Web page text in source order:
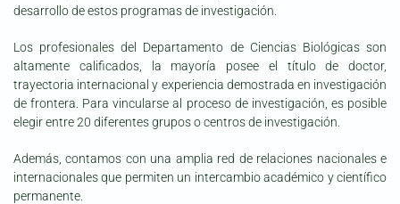
desarrollo de estos programas de investigación.
Los profesionales del Departamento de Ciencias Biológicas son
altamente calificados, la mayoría posee el título de doctor,
trayectoria internacional y experiencia demostrada en investigación
de frontera. Para vincularse al proceso de investigación, es posible
elegir entre 20 diferentes grupos o centros de investigación.
Además, contamos con una amplia red de relaciones nacionales e
internacionales que permiten un intercambio académico y científico
permanente.